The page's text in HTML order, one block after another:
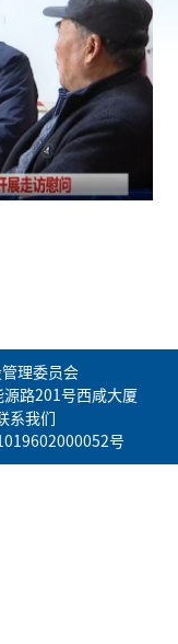
理委员会
路201号西咸大厦
系我们
号